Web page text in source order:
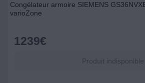
Congélateur armoire SIEMENS
varioZone
1239€
Produit indisponible